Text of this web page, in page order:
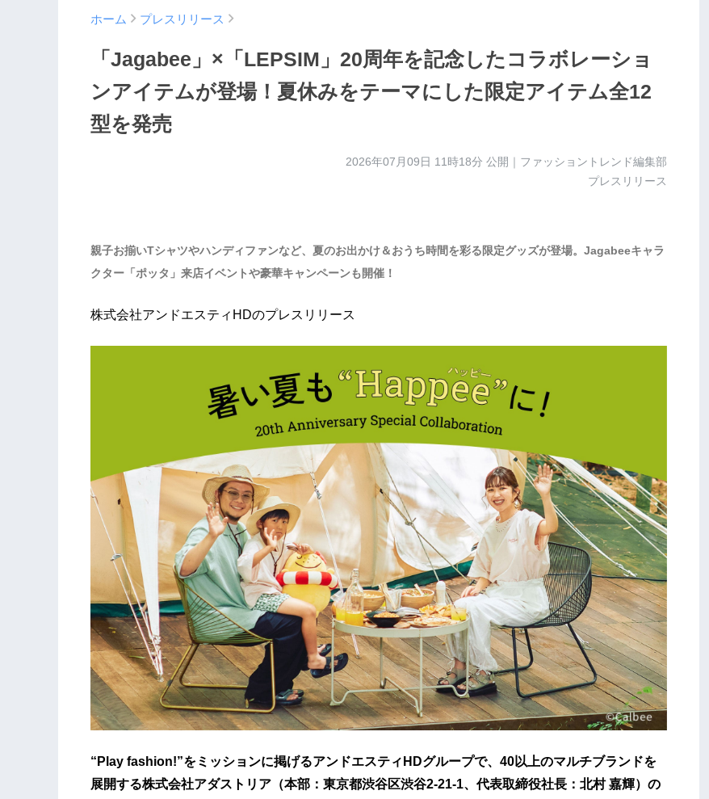
ホーム プレスリリース
「Jagabee」×「LEPSIM」20周年を記念したコラボレーショ
ンアイテムが登場！夏休みをテーマにした限定アイテム全12
型を発売
2026年07月09日 11時18分 公開｜ファッショントレンド編集部
プレスリリース
親子お揃いTシャツやハンディファンなど、夏のお出かけ＆おうち時間を彩る限定グッズが登場。Jagabeeキャラ
クター「ポッタ」来店イベントや豪華キャンペーンも開催！
株式会社アンドエスティHDのプレスリリース
“Play fashion!”をミッションに掲げるアンドエスティHDグループで、40以上のマルチブランドを
展開する株式会社アダストリア（本部：東京都渋谷区渋谷2-21-1、代表取締役社長：北村 嘉輝）の